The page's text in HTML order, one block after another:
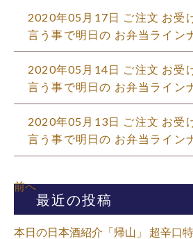
2020年05月17日 ご注文 お受
言う事で明日の お弁当ライン
2020年05月14日 ご注文 お受
言う事で明日の お弁当ライン
2020年05月13日 ご注文 お受
言う事で明日の お弁当ライン
前へ
最近の投稿
本日の日本酒紹介「帰山」 超辛口